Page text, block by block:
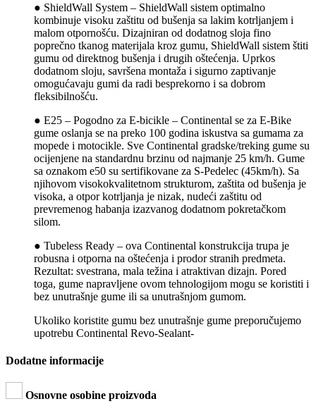
● ShieldWall System – ShieldWall sistem optimalno
kombinuje visoku zaštitu od bušenja sa lakim kotrljanjem i
malom otpornošću. Dizajniran od dodatnog sloja fino
poprečno tkanog materijala kroz gumu, ShieldWall sistem štiti
gumu od direktnog bušenja i drugih oštećenja. Uprkos
dodatnom sloju, savršena montaža i sigurno zaptivanje
omogućavaju gumi da radi besprekorno i sa dobrom
fleksibilnošću.
● E25 – Pogodno za E-bicikle – Continental se za E-Bike
gume oslanja se na preko 100 godina iskustva sa gumama za
mopede i motocikle. Sve Continental gradske/treking gume su
ocijenjene na standardnu brzinu od najmanje 25 km/h. Gume
sa oznakom e50 su sertifikovane za S-Pedelec (45km/h). Sa
njihovom visokokvalitetnom strukturom, zaštita od bušenja je
visoka, a otpor kotrljanja je nizak, nudeći zaštitu od
prevremenog habanja izazvanog dodatnom pokretačkom
silom.
● Tubeless Ready – ova Continental konstrukcija trupa je
robusna i otporna na oštećenja i prodor stranih predmeta.
Rezultat: svestrana, mala težina i atraktivan dizajn. Pored
toga, gume napravljene ovom tehnologijom mogu se koristiti i
bez unutrašnje gume ili sa unutrašnjom gumom.
Ukoliko koristite gumu bez unutrašnje gume preporučujemo
upotrebu Continental Revo-Sealant-
Dodatne informacije
Osnovne osobine proizvoda